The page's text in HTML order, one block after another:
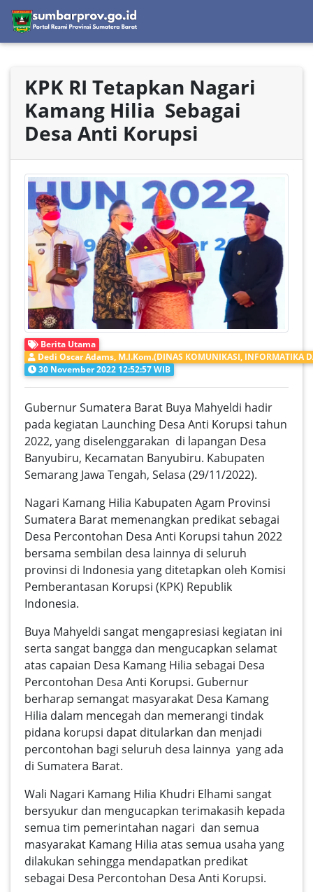
KPK RI Tetapkan Nagari
Kamang Hilia Sebagai
Desa Anti Korupsi
Berita Utama
Dedi Oscar Adams, M.I.Kom.(DINAS KOMUNIKASI, INFORMATIKA
30 November 2022 12:52:57 WIB
Gubernur Sumatera Barat Buya Mahyeldi hadir
pada kegiatan Launching Desa Anti Korupsi tahun
2022, yang diselenggarakan di lapangan Desa
Banyubiru, Kecamatan Banyubiru. Kabupaten
Semarang Jawa Tengah, Selasa (29/11/2022).
Nagari Kamang Hilia Kabupaten Agam Provinsi
Sumatera Barat memenangkan predikat sebagai
Desa Percontohan Desa Anti Korupsi tahun 2022
bersama sembilan desa lainnya di seluruh
provinsi di Indonesia yang ditetapkan oleh Komisi
Pemberantasan Korupsi (KPK) Republik
Indonesia.
Buya Mahyeldi sangat mengapresiasi kegiatan ini
serta sangat bangga dan mengucapkan selamat
atas capaian Desa Kamang Hilia sebagai Desa
Percontohan Desa Anti Korupsi. Gubernur
berharap semangat masyarakat Desa Kamang
Hilia dalam mencegah dan memerangi tindak
pidana korupsi dapat ditularkan dan menjadi
percontohan bagi seluruh desa lainnya yang ada
di Sumatera Barat.
Wali Nagari Kamang Hilia Khudri Elhami sangat
bersyukur dan mengucapkan terimakasih kepada
semua tim pemerintahan nagari dan semua
masyarakat Kamang Hilia atas semua usaha yang
dilakukan sehingga mendapatkan predikat
sebagai Desa Percontohan Desa Anti Korupsi.